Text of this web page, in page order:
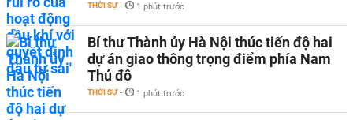
THỜI SỰ - 1 phút trước
Bí thư Thành ủy Hà Nội thúc tiến độ hai
dự án giao thông trọng điểm phía Nam
Thủ đô
THỜI SỰ - 1 phút trước